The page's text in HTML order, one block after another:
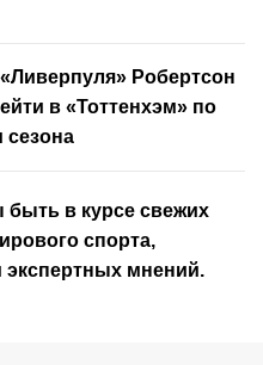
Робертсон
в «Тоттенхэм» по
сезона
быть в курсе свежих
спорта,
мнений.